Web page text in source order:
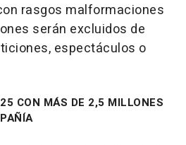
rasgos malformaciones
serán excluidos de
espectáculos o
CON MÁS DE 2,5 MILLONES